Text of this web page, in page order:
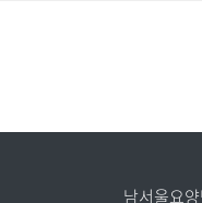
남서울요